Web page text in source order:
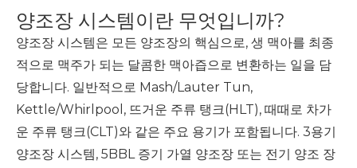
양조장 시스템이란 무엇입니까?
양조장 시스템은 모든 양조장의 핵심으로, 생 맥아를 최종
적으로 맥주가 되는 달콤한 맥아즙으로 변환하는 일을 담
당합니다. 일반적으로 Mash/Lauter Tun,
Kettle/Whirlpool, 뜨거운 주류 탱크(HLT), 때때로 차가
운 주류 탱크(CLT)와 같은 주요 용기가 포함됩니다. 3용기
양조장 시스템, 5BBL 증기 가열 양조장 또는 전기 양조 장